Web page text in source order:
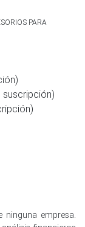
PARA
suscripción)
empresa.